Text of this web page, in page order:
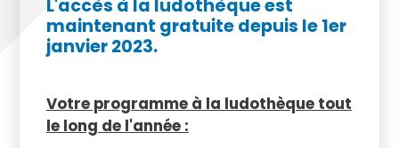
L'accès à la ludothèque est
maintenant gratuite depuis le 1er
janvier 2023.
Votre programme à la ludothèque tout
le long de l'année :